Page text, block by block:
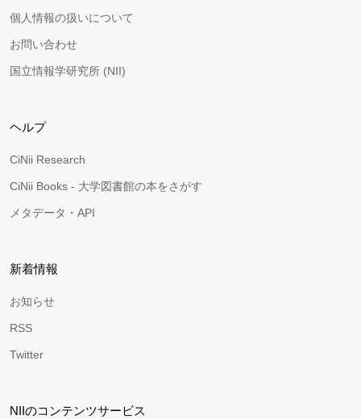
個人情報の扱いについて
お問い合わせ
国立情報学研究所 (NII)
ヘルプ
CiNii Research
CiNii Books - 大学図書館の本をさがす
メタデータ・API
新着情報
お知らせ
RSS
Twitter
NIIのコンテンツサービス